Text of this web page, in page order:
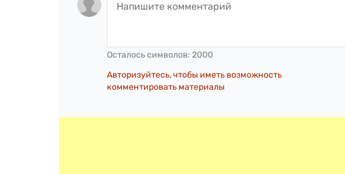
Осталось символов: 2000
Авторизуйтесь, чтобы иметь возможность
комментировать материалы